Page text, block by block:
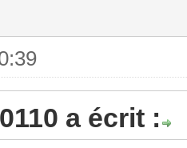
a écrit :